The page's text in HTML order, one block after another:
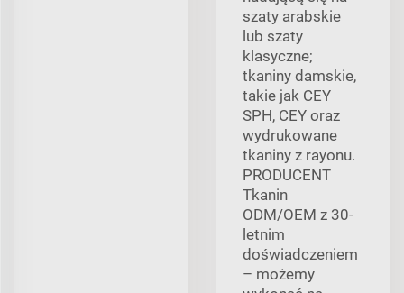
szaty arabskie
lub szaty
klasyczne;
tkaniny damskie,
takie jak CEY
SPH, CEY oraz
wydrukowane
tkaniny z rayonu.
PRODUCENT
Tkanin
ODM/OEM z 30-
letnim
doświadczeniem
– możemy